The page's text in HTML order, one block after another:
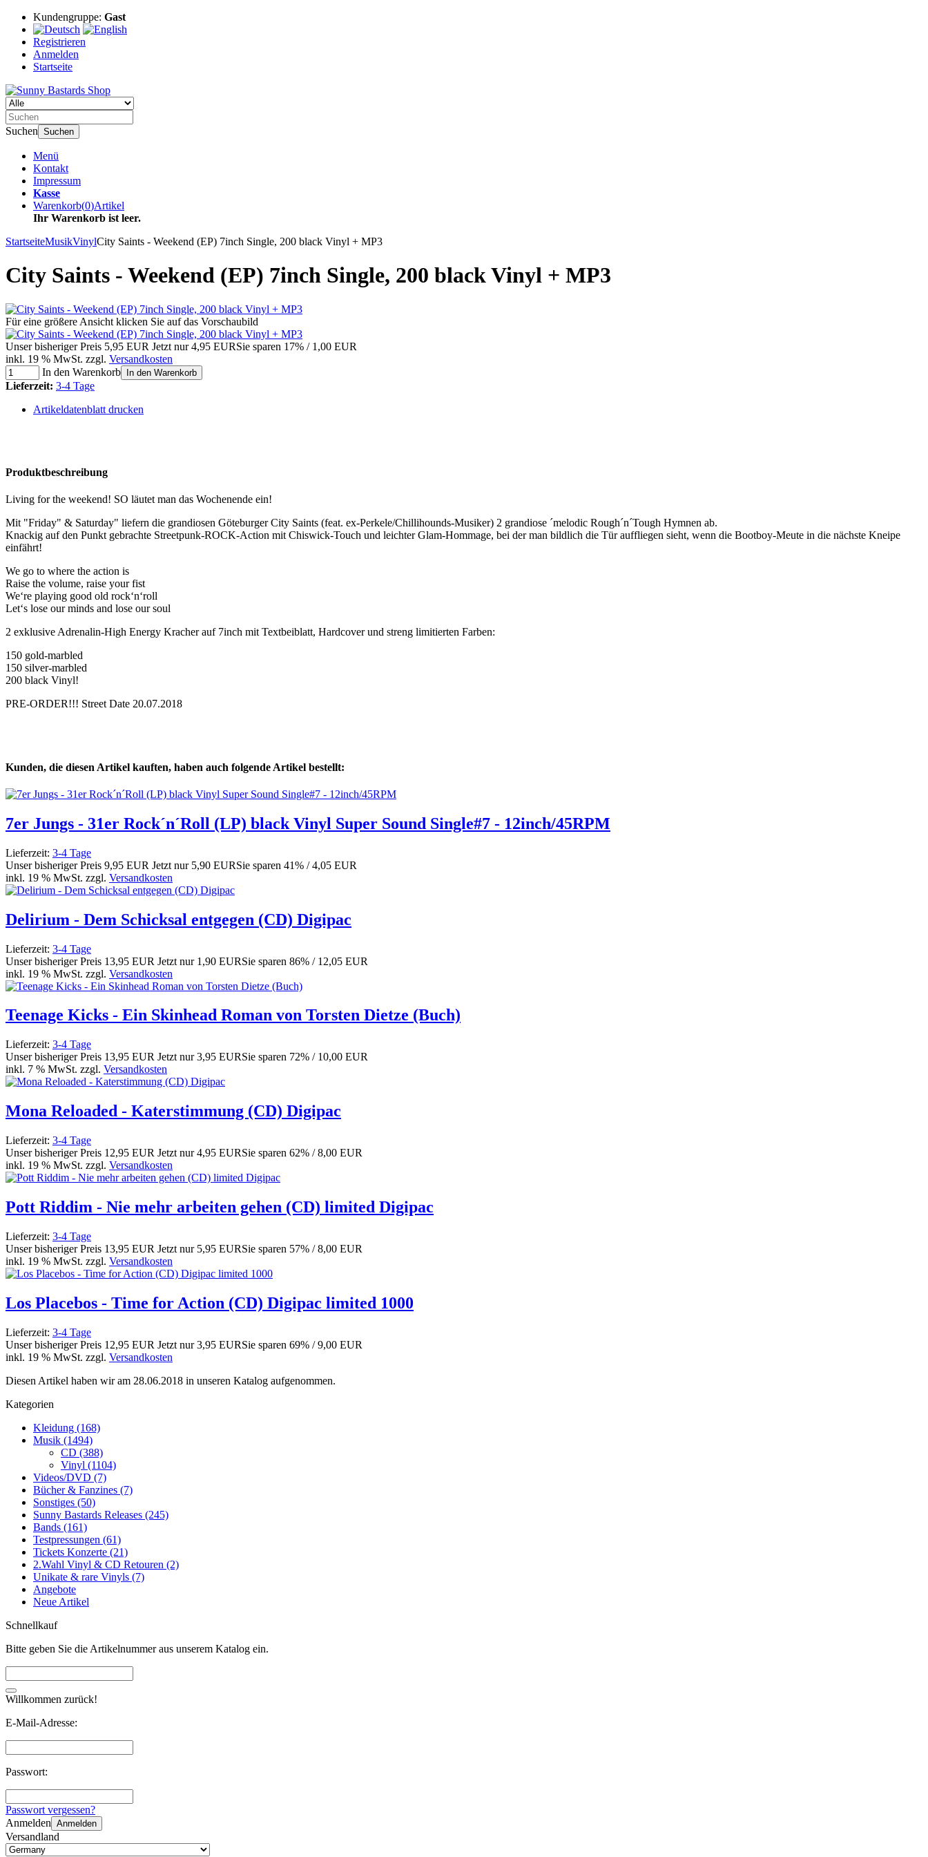
Kundengruppe: Gast
Registrieren
Anmelden
Startseite
Suchen Suchen
Menü
Kontakt
Impressum
Kasse
Warenkorb(0)Artikel
Ihr Warenkorb ist leer.
StartseiteMusikVinylCity Saints - Weekend (EP) 7inch Single, 200 black Vinyl + MP3
City Saints - Weekend (EP) 7inch Single, 200 black Vinyl + MP3
Für eine größere Ansicht klicken Sie auf das Vorschaubild
Unser bisheriger Preis 5,95 EUR Jetzt nur4,95 EURSie sparen 17% / 1,00 EUR
inkl. 19 % MwSt. zzgl. Versandkosten
In den Warenkorb
In den Warenkorb
Lieferzeit: 3-4 Tage
Artikeldatenblatt drucken
Produktbeschreibung
Living for the weekend! SO läutet man das Wochenende ein!
Mit "Friday" & Saturday" liefern die grandiosen Göteburger City Saints (feat. ex-Perkele/Chillihounds-Musiker) 2 grandiose ´melodic Rough´n´Tough Hymnen ab.
Knackig auf den Punkt gebrachte Streetpunk-ROCK-Action mit Chiswick-Touch und leichter Glam-Hommage, bei der man bildlich die Tür auffliegen sieht, wenn die Bootboy-Meute in die nächste Kneipe
einfährt!
We go to where the action is
Raise the volume, raise your fist
We‘re playing good old rock‘n‘roll
Let‘s lose our minds and lose our soul
2 exklusive Adrenalin-High Energy Kracher auf 7inch mit Textbeiblatt, Hardcover und streng limitierten Farben:
150 gold-marbled
150 silver-marbled
200 black Vinyl!
PRE-ORDER!!! Street Date 20.07.2018
Kunden, die diesen Artikel kauften, haben auch folgende Artikel bestellt:
7er Jungs - 31er Rock´n´Roll (LP) black Vinyl Super Sound Single#7 - 12inch/45RPM
Lieferzeit: 3-4 Tage
Unser bisheriger Preis 9,95 EUR Jetzt nur 5,90 EURSie sparen 41% / 4,05 EUR
inkl. 19 % MwSt. zzgl. Versandkosten
Delirium - Dem Schicksal entgegen (CD) Digipac
Lieferzeit: 3-4 Tage
Unser bisheriger Preis 13,95 EUR Jetzt nur 1,90 EURSie sparen 86% / 12,05 EUR
inkl. 19 % MwSt. zzgl. Versandkosten
Teenage Kicks - Ein Skinhead Roman von Torsten Dietze (Buch)
Lieferzeit: 3-4 Tage
Unser bisheriger Preis 13,95 EUR Jetzt nur3,95 EURSie sparen 72% / 10,00 EUR
inkl. 7 % MwSt. zzgl. Versandkosten
Mona Reloaded - Katerstimmung (CD) Digipac
Lieferzeit: 3-4 Tage
Unser bisheriger Preis 12,95 EUR Jetzt nur4,95 EURSie sparen 62% / 8,00 EUR
inkl. 19 % MwSt. zzgl. Versandkosten
Pott Riddim - Nie mehr arbeiten gehen (CD) limited Digipac
Lieferzeit: 3-4 Tage
Unser bisheriger Preis 13,95 EUR Jetzt nur 5,95 EURSie sparen 57% / 8,00 EUR
inkl. 19 % MwSt. zzgl. Versandkosten
Los Placebos - Time for Action (CD) Digipac limited 1000
Lieferzeit: 3-4 Tage
Unser bisheriger Preis 12,95 EUR Jetzt nur3,95 EURSie sparen 69% / 9,00 EUR
inkl. 19 % MwSt. zzgl. Versandkosten
Diesen Artikel haben wir am 28.06.2018 in unseren Katalog aufgenommen.
Kategorien
Kleidung (168)
Musik (1494)
CD (388)
Vinyl (1104)
Videos/DVD (7)
Bücher & Fanzines (7)
Sonstiges (50)
Sunny Bastards Releases (245)
Bands (161)
Testpressungen (61)
Tickets Konzerte (21)
2.Wahl Vinyl & CD Retouren (2)
Unikate & rare Vinyls (7)
Angebote
Neue Artikel
Schnellkauf
Bitte geben Sie die Artikelnummer aus unserem Katalog ein.
Willkommen zurück!
E-Mail-Adresse:
Passwort:
Passwort vergessen?
Anmelden Anmelden
Versandland